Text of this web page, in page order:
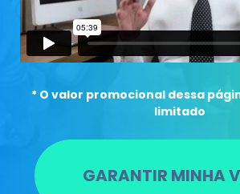
* O valor promocional dessa
limitado
GARANTIR MINHA